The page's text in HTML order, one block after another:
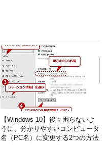
【Windows 10】後々困らないよ
うに、分かりやすいコンピュータ
名（PC名）に変更する2つの方法